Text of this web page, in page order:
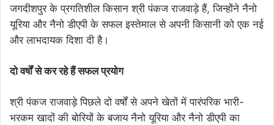
जगदीशपुर के प्रगतिशील किसान श्री पंकज राजवाड़े हैं, जिन्होंने नैनो
यूरिया और नैनो डीएपी के सफल इस्तेमाल से अपनी किसानी को एक नई
और लाभदायक दिशा दी है।
दो वर्षों से कर रहे हैं सफल प्रयोग
श्री पंकज राजवाड़े पिछले दो वर्षों से अपने खेतों में पारंपरिक भारी-
भरकम खादों की बोरियों के बजाय नैनो यूरिया और नैनो डीएपी का